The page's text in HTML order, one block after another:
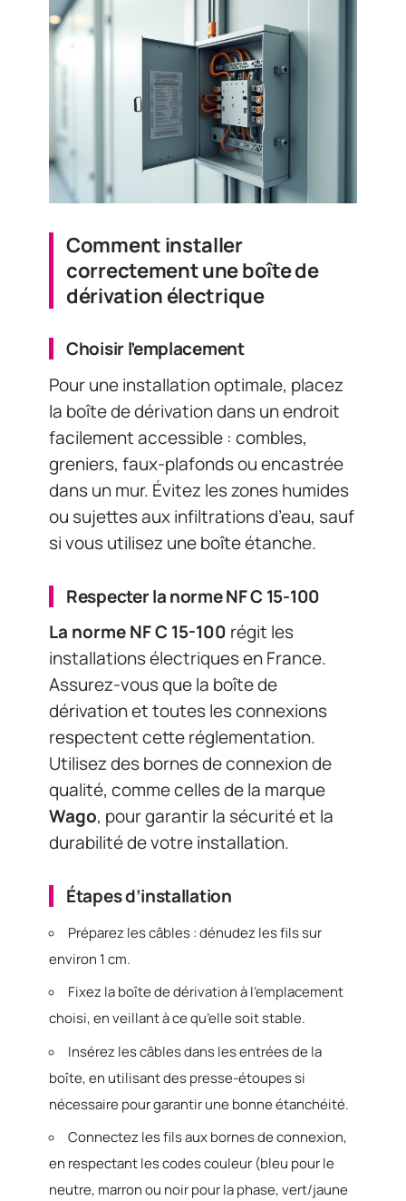
Comment installer
correctement une boîte de
dérivation électrique
Choisir l’emplacement
Pour une installation optimale, placez
la boîte de dérivation dans un endroit
facilement accessible : combles,
greniers, faux-plafonds ou encastrée
dans un mur. Évitez les zones humides
ou sujettes aux infiltrations d’eau, sauf
si vous utilisez une boîte étanche.
Respecter la norme NF C 15-100
La norme NF C 15-100 régit les
installations électriques en France.
Assurez-vous que la boîte de
dérivation et toutes les connexions
respectent cette réglementation.
Utilisez des bornes de connexion de
qualité, comme celles de la marque
Wago, pour garantir la sécurité et la
durabilité de votre installation.
Étapes d’installation
Préparez les câbles : dénudez les fils sur
environ 1 cm.
Fixez la boîte de dérivation à l’emplacement
choisi, en veillant à ce qu’elle soit stable.
Insérez les câbles dans les entrées de la
boîte, en utilisant des presse-étoupes si
nécessaire pour garantir une bonne étanchéité.
Connectez les fils aux bornes de connexion,
en respectant les codes couleur (bleu pour le
neutre, marron ou noir pour la phase, vert/jaune